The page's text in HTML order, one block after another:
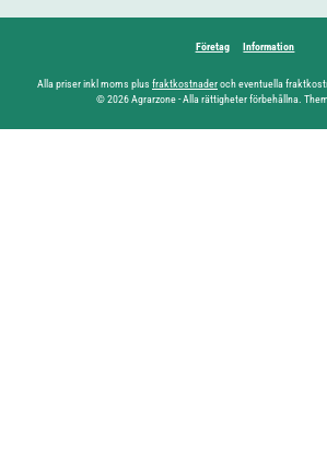
Företag Information
Alla priser inkl moms plus fraktkostnaderoch eventuella
© 2026 Agrarzone - Alla rättigheter förbehållna.